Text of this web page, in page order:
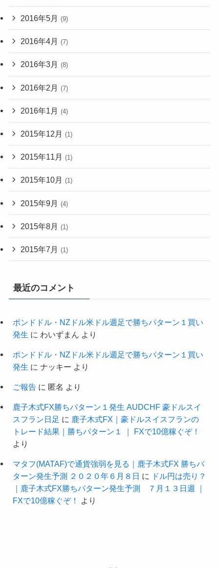
2016年5月 (9)
2016年4月 (7)
2016年3月 (8)
2016年2月 (7)
2016年1月 (4)
2015年12月 (1)
2015年11月 (1)
2015年10月 (1)
2015年9月 (4)
2015年8月 (1)
2015年7月 (1)
最近のコメント
ポンドドル・NZドル米ドル週足で勝ちパターン１買い
発生 に わいずまん より
ポンドドル・NZドル米ドル週足で勝ちパターン１買い
発生 に ナッキー より
ご報告に 匿名 より
鹿子木式FX勝ちパターン１発生 AUDCHF 豪ドルスイ
スフラン日足 に 鹿子木式FX｜豪ドルスイスフランの
トレード結果｜勝ちパターン１ ｜ FXで10億稼ぐぞ！
より
マタフ(MATAF)で通貨強弱を見る｜鹿子木式FX 勝ちパ
ターン発生予測 ２０２０年６月８日 に
ドル円は売り？
｜鹿子木式FX勝ちパターン発生予測 ７月１３日週 ｜
FXで10億稼ぐぞ！
より